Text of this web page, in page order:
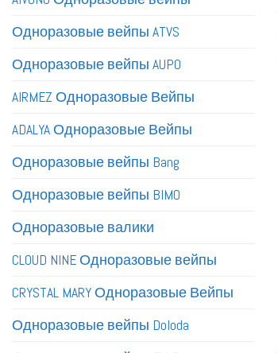
Одноразовые вейпы ATVS
Одноразовые вейпы AUPO
AIRMEZ Одноразовые Вейпы
ADALYA Одноразовые Вейпы
Одноразовые вейпы Bang
Одноразовые вейпы BIMO
Одноразовые валики
CLOUD NINE Одноразовые вейпы
CRYSTAL MARY Одноразовые Вейпы
Одноразовые вейпы Doloda